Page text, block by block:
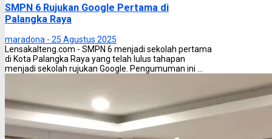
SMPN 6 Rujukan Google Pertama di
Palangka Raya
maradona - 25 Agustus 2025
Lensakalteng.com - SMPN 6 menjadi sekolah pertama
di Kota Palangka Raya yang telah lulus tahapan
menjadi sekolah rujukan Google. Pengumuman ini ...